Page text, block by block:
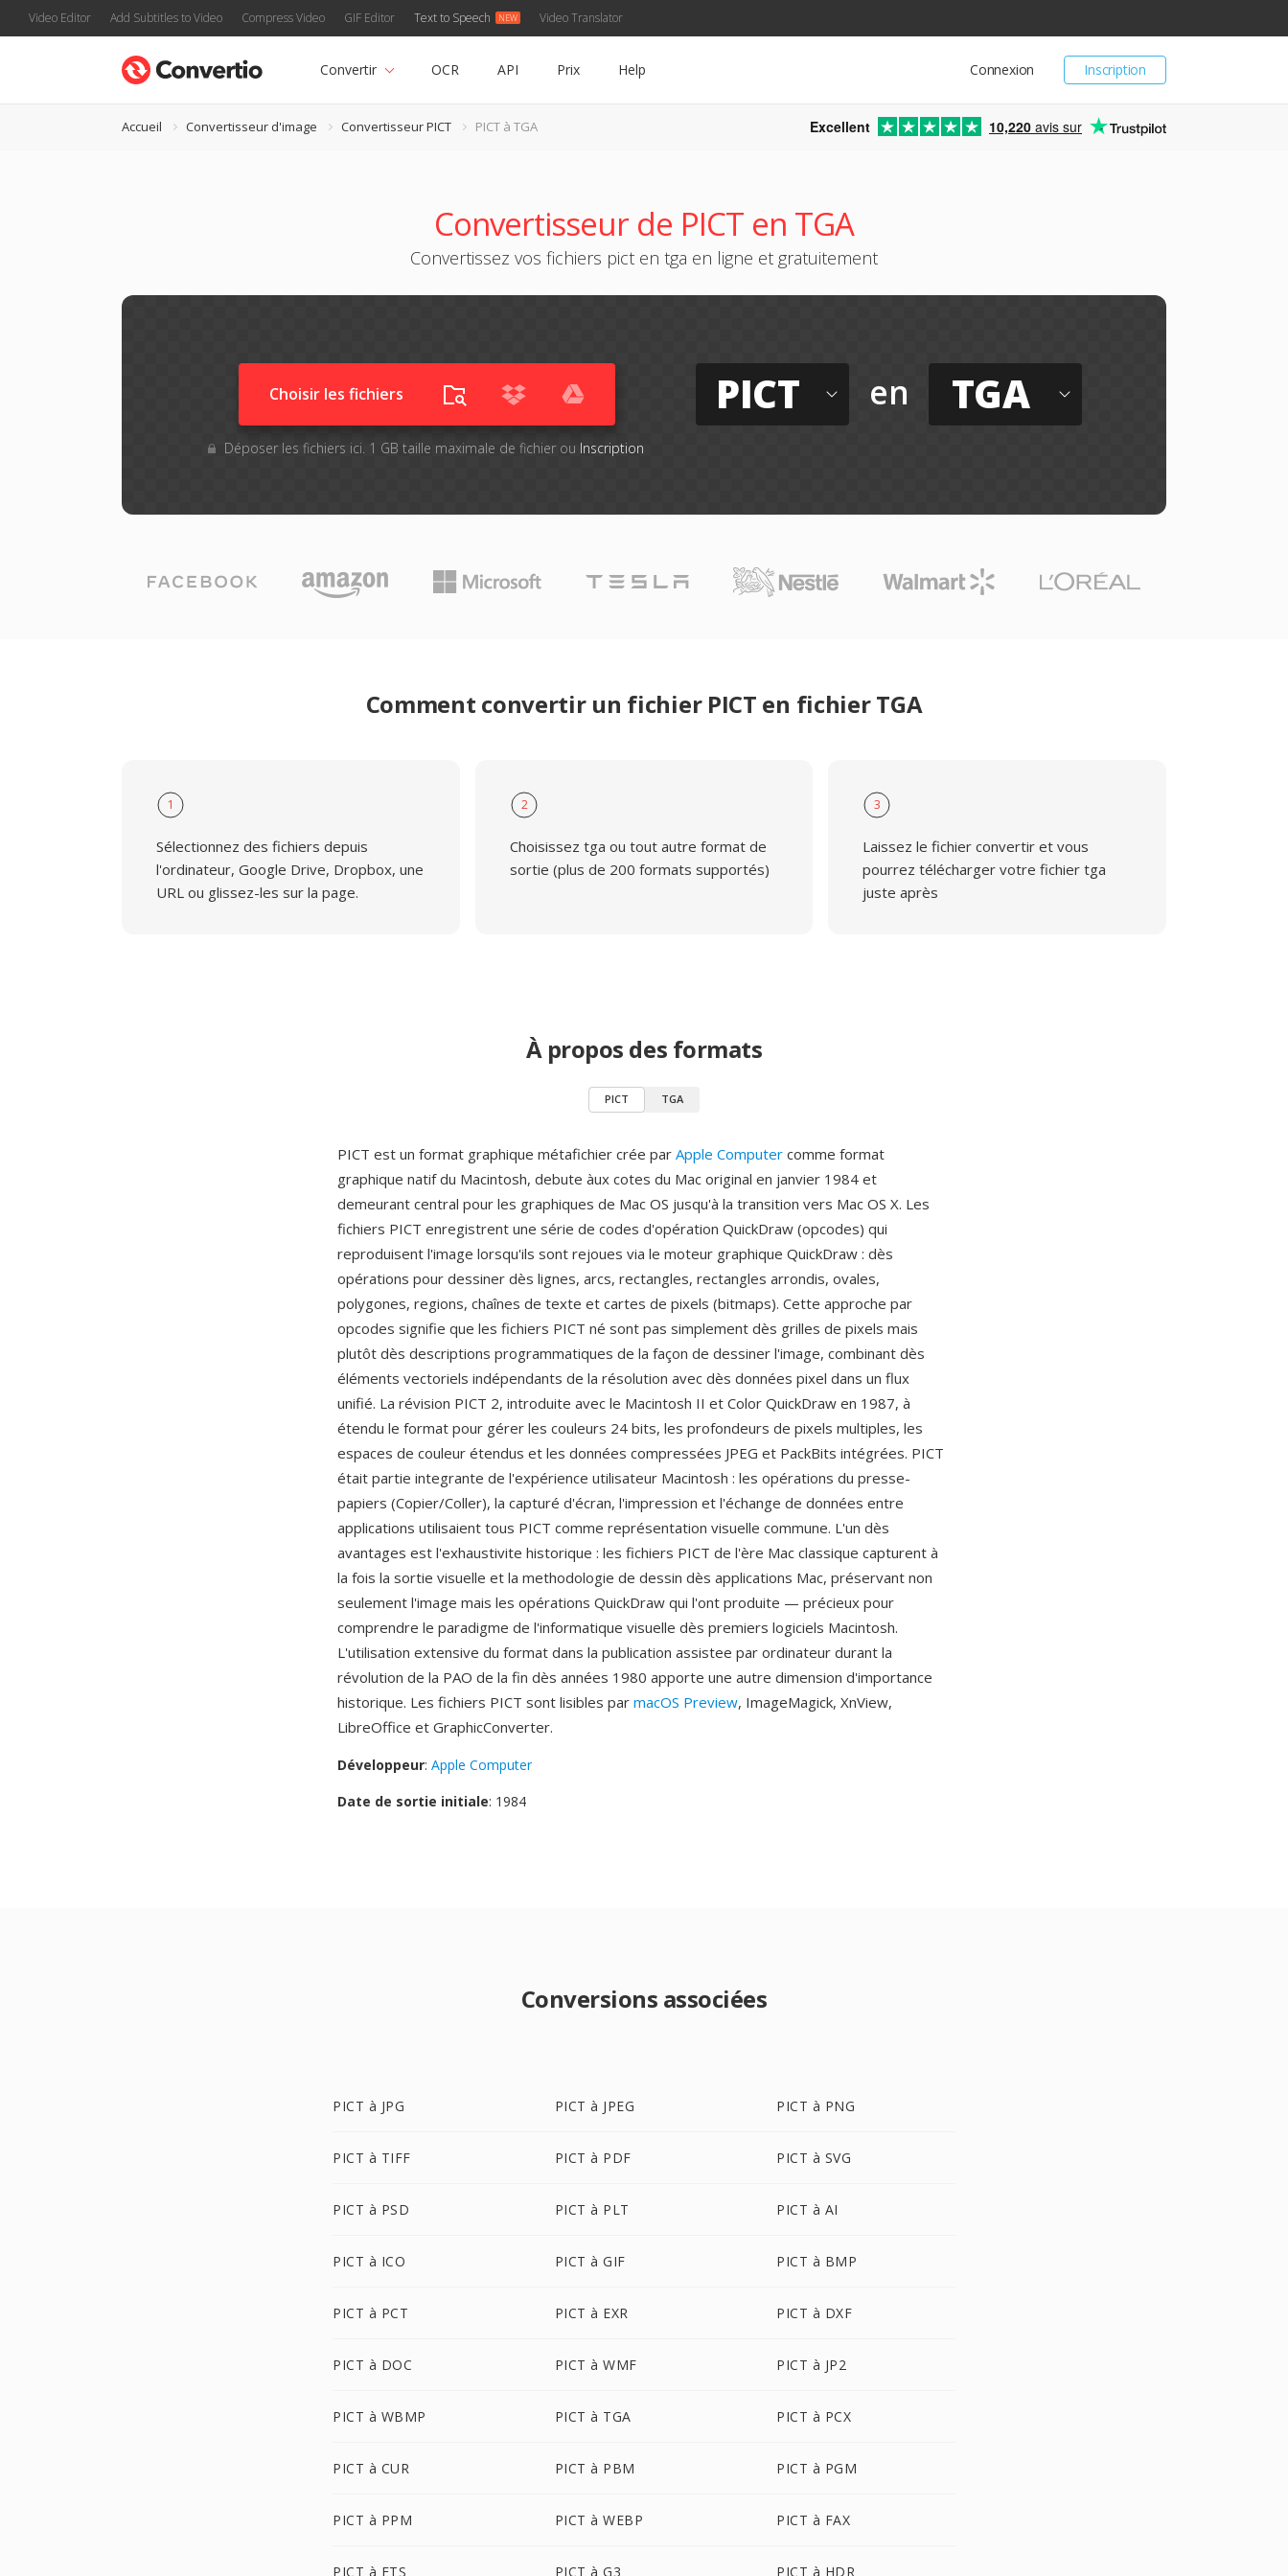
Video Editor Add Subtitles to Video Compress Video GIF Editor Text to Speech Video Translator
Inscription
Connexion
Convertir OCR API Prix Help
Accueil Convertisseur d'image Convertisseur PICT PICT à TGA Excellent 10,220 avis sur
Convertisseur de PICT en TGA
Convertissez vos fichiers pict en tga en ligne et gratuitement
Choisir les fichiers
Déposer les fichiers ici. 1 GB taille maximale de fichier ou Inscription
PICT en TGA
Comment convertir un fichier PICT en fichier TGA
1
Sélectionnez des fichiers depuis
l'ordinateur, Google Drive, Dropbox, une
URL ou glissez-les sur la page.
2
Choisissez tga ou tout autre format de
sortie (plus de 200 formats supportés)
3
Laissez le fichier convertir et vous
pourrez télécharger votre fichier tga
juste après
À propos des formats
PICT TGA
PICT est un format graphique métafichier crée par Apple Computer comme format
graphique natif du Macintosh, debute àux cotes du Mac original en janvier 1984 et
demeurant central pour les graphiques de Mac OS jusqu'à la transition vers Mac OS X. Les
fichiers PICT enregistrent une série de codes d'opération QuickDraw (opcodes) qui
reproduisent l'image lorsqu'ils sont rejoues via le moteur graphique QuickDraw : dès
opérations pour dessiner dès lignes, arcs, rectangles, rectangles arrondis, ovales,
polygones, regions, chaînes de texte et cartes de pixels (bitmaps). Cette approche par
opcodes signifie que les fichiers PICT né sont pas simplement dès grilles de pixels mais
plutôt dès descriptions programmatiques de la façon de dessiner l'image, combinant dès
éléments vectoriels indépendants de la résolution avec dès données pixel dans un flux
unifié. La révision PICT 2, introduite avec le Macintosh II et Color QuickDraw en 1987, à
étendu le format pour gérer les couleurs 24 bits, les profondeurs de pixels multiples, les
espaces de couleur étendus et les données compressées JPEG et PackBits intégrées. PICT
était partie integrante de l'expérience utilisateur Macintosh : les opérations du presse-
papiers (Copier/Coller), la capturé d'écran, l'impression et l'échange de données entre
applications utilisaient tous PICT comme représentation visuelle commune. L'un dès
avantages est l'exhaustivite historique : les fichiers PICT de l'ère Mac classique capturent à
la fois la sortie visuelle et la methodologie de dessin dès applications Mac, préservant non
seulement l'image mais les opérations QuickDraw qui l'ont produite — précieux pour
comprendre le paradigme de l'informatique visuelle dès premiers logiciels Macintosh.
L'utilisation extensive du format dans la publication assistee par ordinateur durant la
révolution de la PAO de la fin dès années 1980 apporte une autre dimension d'importance
historique. Les fichiers PICT sont lisibles par macOS Preview, ImageMagick, XnView,
LibreOffice et GraphicConverter.
Développeur: Apple Computer
Date de sortie initiale: 1984
Conversions associées
PICT à JPG PICT à JPEG PICT à PNG
PICT à TIFF PICT à PDF PICT à SVG
PICT à PSD PICT à PLT PICT à AI
PICT à ICO PICT à GIF PICT à BMP
PICT à PCT PICT à EXR PICT à DXF
PICT à DOC PICT à WMF PICT à JP2
PICT à WBMP PICT à TGA PICT à PCX
PICT à CUR PICT à PBM PICT à PGM
PICT à PPM PICT à WEBP PICT à FAX
PICT à FTS PICT à G3 PICT à HDR